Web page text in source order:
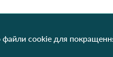
cookie для